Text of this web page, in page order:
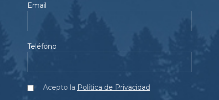
Email
Teléfono
Acepto la Política de Privacidad